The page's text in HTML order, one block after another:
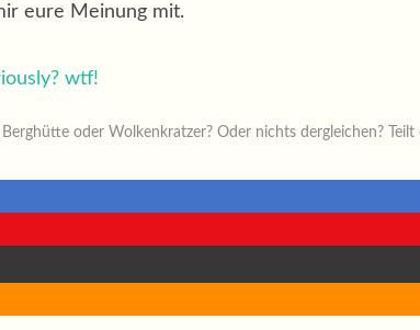
eure Meinung mit.
Berghütte oder Wolkenkratzer? Oder nichts dergleichen? Teilt